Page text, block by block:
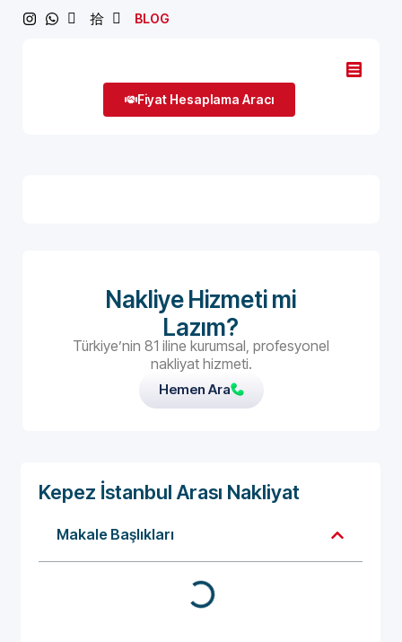
BLOG
Fiyat Hesaplama Aracı
Nakliye Hizmeti mi
Lazım?
Türkiye’nin 81 iline kurumsal, profesyonel
nakliyat hizmeti.
Hemen Ara
Kepez İstanbul Arası Nakliyat
Makale Başlıkları